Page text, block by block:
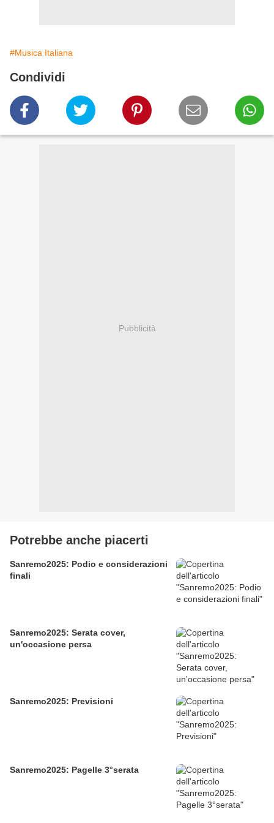
#Musica Italiana
Condividi
Pubblicità
Potrebbe anche piacerti
Sanremo2025: Podio e considerazioni
finali
Sanremo2025: Serata cover,
un'occasione persa
Sanremo2025: Previsioni
Sanremo2025: Pagelle 3°serata